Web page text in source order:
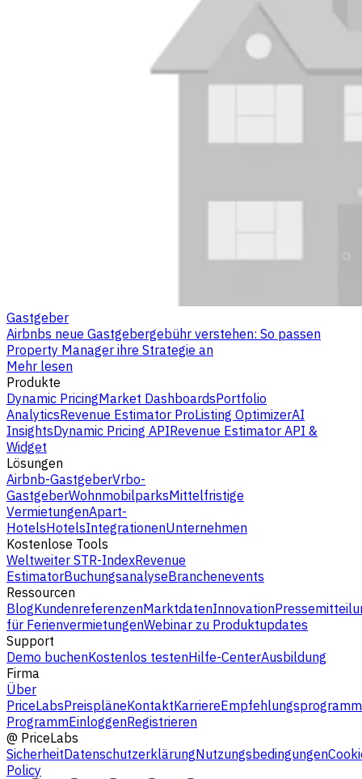
Gastgeber
Airbnbs neue Gastgebergebühr verstehen: So passen
Property Manager ihre Strategie an
Mehr lesen
Produkte
Dynamic PricingMarket DashboardsPortfolio
AnalyticsRevenue Estimator ProListing OptimizerAI
InsightsDynamic Pricing APIRevenue Estimator API &
Widget
Lösungen
Airbnb-GastgeberVrbo-
GastgeberWohnmobilparksMittelfristige
VermietungenApart-
HotelsHotelsIntegrationenUnternehmen
Kostenlose Tools
Weltweiter STR-IndexRevenue
EstimatorBuchungsanalyseBranchenevents
Ressourcen
BlogKundenreferenzenMarktdatenInnovation
für FerienvermietungenWebinar zu Produktupdates
Support
Demo buchenKostenlos testenHilfe-CenterAusbildung
Firma
Über
PriceLabsPreispläneKontaktKarriereEmpfehlungsprogramm
ProgrammEinloggenRegistrieren
@ PriceLabs
SicherheitDatenschutzerklärungNutzungsbedingungen
Policy